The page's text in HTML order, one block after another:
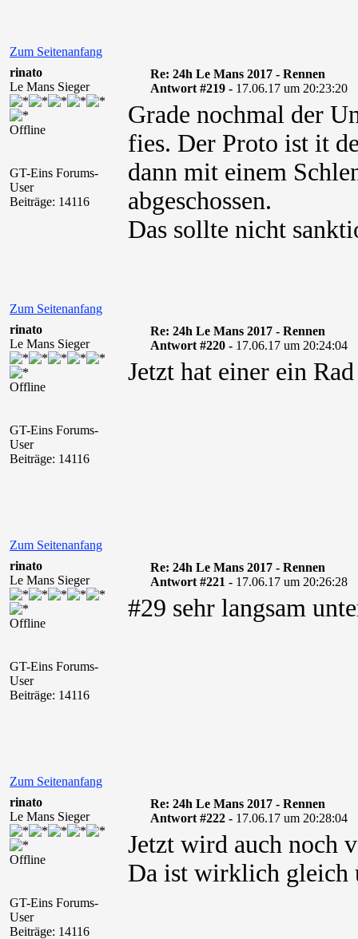
Zum Seitenanfang
rinato
Le Mans Sieger
Offline
GT-Eins Forums-
User
Beiträge: 14116
Re: 24h Le Mans 2017 - Rennen
Antwort #219 - 17.06.17 um 20:23:20
Grade nochmal der
fies. Der Proto ist it
dann mit einem
abgeschossen.
Das sollte nicht
Zum Seitenanfang
rinato
Le Mans Sieger
Offline
GT-Eins Forums-
User
Beiträge: 14116
Re: 24h Le Mans 2017 - Rennen
Antwort #220 - 17.06.17 um 20:24:04
Jetzt hat einer ein
Zum Seitenanfang
rinato
Le Mans Sieger
Offline
GT-Eins Forums-
User
Beiträge: 14116
Re: 24h Le Mans 2017 - Rennen
Antwort #221 - 17.06.17 um 20:26:28
#29 sehr langsam
Zum Seitenanfang
rinato
Le Mans Sieger
Offline
GT-Eins Forums-
User
Beiträge: 14116
Re: 24h Le Mans 2017 - Rennen
Antwort #222 - 17.06.17 um 20:28:04
Jetzt wird auch noch
Da ist wirklich gleich